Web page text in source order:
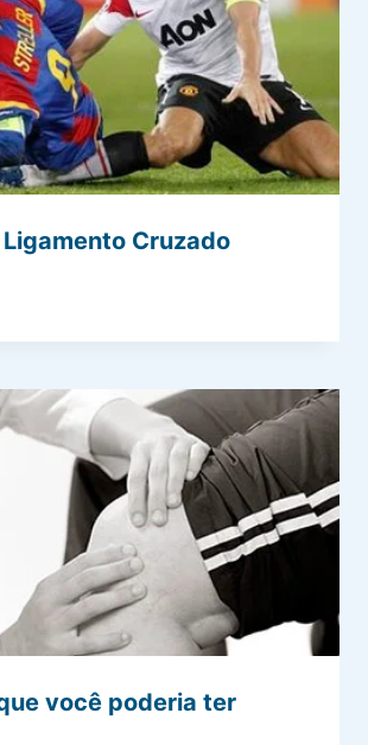
Cruzado
você poderia ter